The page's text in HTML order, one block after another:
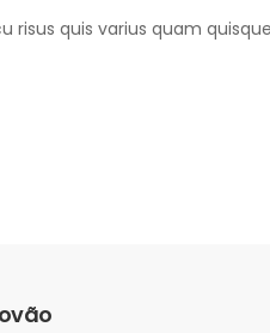
risus quis varius quam